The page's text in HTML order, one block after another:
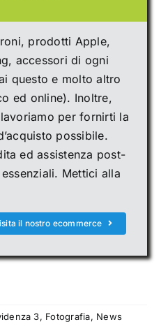
prodotti Apple,
accessori di ogni
questo e molto altro
ed online). Inoltre,
per fornirti la
possibile.
ed assistenza post-
Mettici alla
il nostro ecommerce
3, Fotografia, News